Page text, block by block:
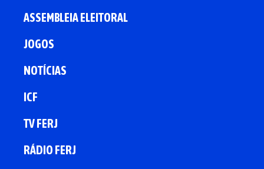
ASSEMBLEIA ELEITORAL
JOGOS
NOTÍCIAS
ICF
TV FERJ
RÁDIO FERJ